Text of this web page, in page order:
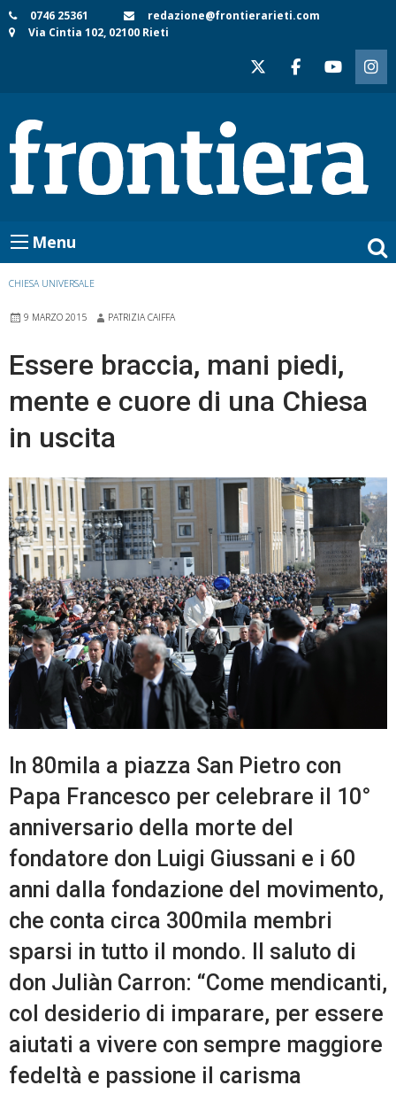
Skip
to
0746 25361
redazione@frontierarieti.com
Via Cintia 102, 02100 Rieti
Menu
CHIESA UNIVERSALE
9 MARZO 2015 PATRIZIA CAIFFA
Essere braccia, mani piedi,
mente e cuore di una Chiesa
in uscita
In 80mila a piazza San Pietro con
Papa Francesco per celebrare il 10°
anniversario della morte del
fondatore don Luigi Giussani e i 60
anni dalla fondazione del movimento,
che conta circa 300mila membri
sparsi in tutto il mondo. Il saluto di
don Juliàn Carron: “Come mendicanti,
col desiderio di imparare, per essere
aiutati a vivere con sempre maggiore
fedeltà e passione il carisma